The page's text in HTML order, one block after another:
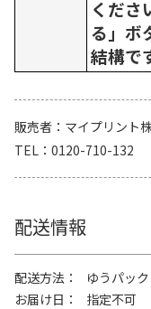
くださ
る」ボ
結構で
販売者
マイプリント
TEL
0120-710-132
配送情報
配送方法
ゆうパック
お届け日
指定不可